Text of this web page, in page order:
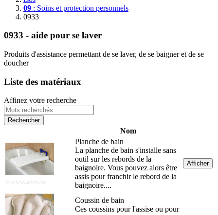
09 : Soins et protection personnels
0933
0933 - aide pour se laver
Produits d'assistance permettant de se laver, de se baigner et de se
doucher
Liste des matériaux
Affinez votre recherche
Nom
© www.advys.be
Planche de bain
La planche de bain s'installe sans
outil sur les rebords de la
baignoire. Vous pouvez alors être
assis pour franchir le rebord de la
baignoire....
Afficher
Coussin de bain
Ces coussins pour l'assise ou pour